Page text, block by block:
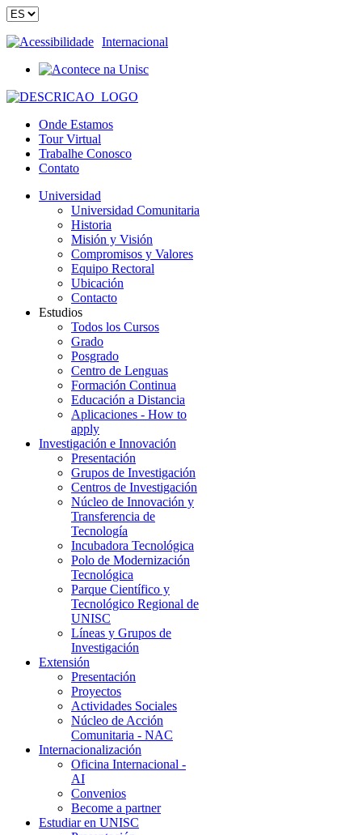
Acessibilidade Internacional
Onde Estamos
Tour Virtual
Trabalhe Conosco
Contato
Universidad
Universidad Comunitaria
Historia
Misión y Visión
Compromisos y Valores
Equipo Rectoral
Ubicación
Contacto
Estudios
Todos los Cursos
Grado
Posgrado
Centro de Lenguas
Formación Continua
Educación a Distancia
Aplicaciones - How to
apply
Investigación e Innovación
Presentación
Grupos de Investigación
Centros de Investigación
Núcleo de Innovación y
Transferencia de
Tecnología
Incubadora Tecnológica
Polo de Modernización
Tecnológica
Parque Científico y
Tecnológico Regional de
UNISC
Líneas y Grupos de
Investigación
Extensión
Presentación
Proyectos
Actividades Sociales
Núcleo de Acción
Comunitaria - NAC
Internacionalización
Oficina Internacional -
AI
Convenios
Become a partner
Estudiar en UNISC